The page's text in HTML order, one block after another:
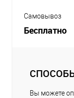
Самовывоз
Бесплатно
Вы можете